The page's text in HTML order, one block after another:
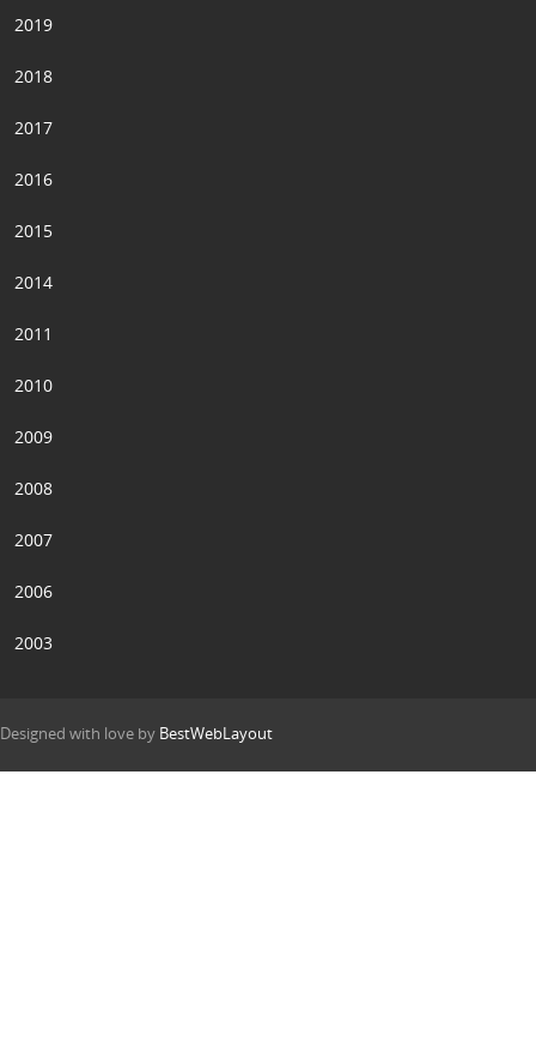
2019
2018
2017
2016
2015
2014
2011
2010
2009
2008
2007
2006
2003
Designed with love by BestWebLayout